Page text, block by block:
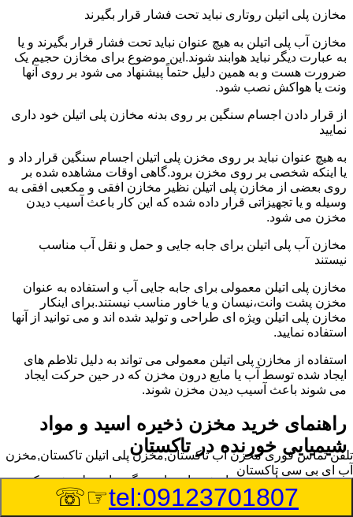
مخازن پلی اتیلن روتاری نباید تحت فشار قرار بگیرند
مخازن آب پلی اتیلن به هیچ عنوان نباید تحت فشار قرار بگیرند و یا
به عبارت دیگر نباید هوابند شوند.این موضوع برای مخازن حجیم یک
ضرورت هست و به همین دلیل حتماً پیشنهاد می شود بر روی آنها
ونت یا هواکش نصب شود.
از قرار دادن اجسام سنگین بر روی بدنه مخازن پلی اتیلن خود داری
نمایید
به هیچ عنوان نباید بر روی مخزن پلی اتیلن اجسام سنگین قرار داد و
یا اینکه شخصی بر روی مخزن برود.گاهی اوقات مشاهده شده بر
روی بعضی از مخازن پلی اتیلن نظیر مخازن افقی و مکعبی افقی به
وسیله و یا تجهیزاتی قرار داده شده که این کار باعث آسیب دیدن
مخزن می شود.
مخازن آب پلی اتیلن برای جابه جایی و حمل و نقل آب مناسب
نیستند
مخازن پلی اتیلن معمولی برای جابه جایی آب و استفاده به عنوان
مخزن پشت وانت،نیسان و یا خاور مناسب نیستند.برای اینکار
مخازن پلی اتیلن ویژه ای طراحی و تولید شده اند و می توانید از آنها
استفاده نمایید.
استفاده از مخازن پلی اتیلن معمولی می تواند به دلیل تلاطم های
ایجاد شده توسط آب یا مایع درون مخزن که در حین حرکت ایجاد
می شوند باعث آسیب دیدن مخزن شوند.
راهنمای خرید مخزن ذخیره اسید و مواد
شیمیایی خورنده در تاکستان
مخزن ذخیره اسید و مواد شیمیایی باید به گونه ای تولید شوند که
بتوانند در برابر چگالی نسبتا بالا و خورندگی انواع اسیدها مقاومت
کافی داشته باشند.به همین دلیل نمی توان در هر مخزنی اسید و مواد
تلفن تماس فوریمخزن آب تاکستان,مخزن پلی اتیلن تاکستان,مخزن
آب ای بی سی تاکستان
tel:09123701807
☞☏